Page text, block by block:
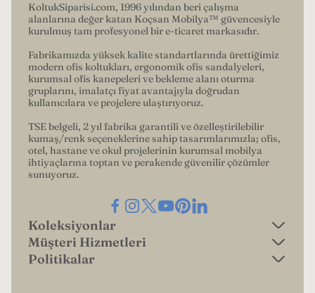
KoltukSiparisi.com, 1996 yılından beri çalışma
alanlarına değer katan Koçsan Mobilya™ güvencesiyle
kurulmuş tam profesyonel bir e-ticaret markasıdır.
Fabrikamızda yüksek kalite standartlarında ürettiğimiz
modern ofis koltukları, ergonomik ofis sandalyeleri,
kurumsal ofis kanepeleri ve bekleme alanı oturma
gruplarını, imalatçı fiyat avantajıyla doğrudan
kullanıcılara ve projelere ulaştırıyoruz.
TSE belgeli, 2 yıl fabrika garantili ve özelleştirilebilir
kumaş/renk seçeneklerine sahip tasarımlarımızla; ofis,
otel, hastane ve okul projelerinin kurumsal mobilya
ihtiyaçlarına toptan ve perakende güvenilir çözümler
sunuyoruz.
Koleksiyonlar
Makam Koltukları
Müşteri Hizmetleri
Politikalar